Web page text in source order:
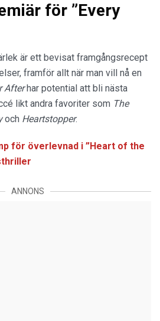
för ”Every
är ett bevisat framgångsrecept
framför allt när man vill nå en
Afterhar potential att bli nästa
likt andra favoriter som The
och Heartstopper.
för överlevnad i ”Heart of the
ANNONS